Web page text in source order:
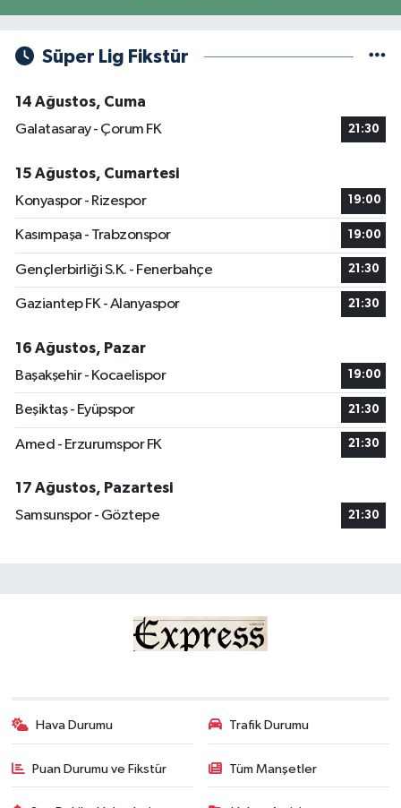
Süper Lig Fikstür
14 Ağustos, Cuma
Galatasaray - Çorum FK
21:30
15 Ağustos, Cumartesi
Konyaspor - Rizespor
19:00
Kasımpaşa - Trabzonspor 19:00
Gençlerbirliği S.K. - Fenerbahçe 21:30
Gaziantep FK - Alanyaspor 21:30
16 Ağustos, Pazar
Başakşehir - Kocaelispor
19:00
Beşiktaş - Eyüpspor 21:30
Amed - Erzurumspor FK 21:30
17 Ağustos, Pazartesi
Samsunspor - Göztepe
21:30
Hava Durumu Trafik Durumu
Puan Durumu ve Fikstür Tüm Manşetler